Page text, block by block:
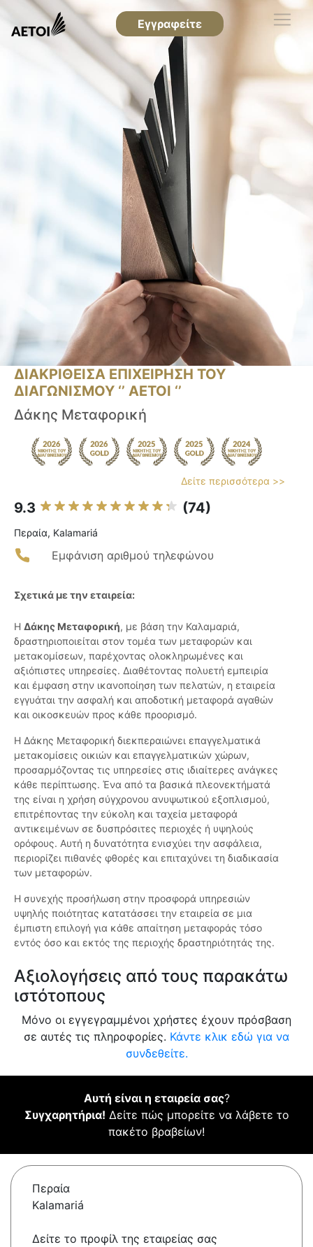
Εγγραφείτε
ΔΙΑΚΡΙΘΕΙΣΑ ΕΠΙΧΕΙΡΗΣΗ ΤΟΥ
ΔΙΑΓΩΝΙΣΜΟΥ ‘’ ΑΕΤΟΙ ‘’
Δάκης Μεταφορική
Δείτε περισσότερα >>
9.3 (74)
Περαία, Kalamariá
Εμφάνιση αριθμού τηλεφώνου
Σχετικά με την εταιρεία:
Η Δάκης Μεταφορική, με βάση την Καλαμαριά,
δραστηριοποιείται στον τομέα των μεταφορών και
μετακομίσεων, παρέχοντας ολοκληρωμένες και
αξιόπιστες υπηρεσίες. Διαθέτοντας πολυετή εμπειρία
και έμφαση στην ικανοποίηση των πελατών, η εταιρεία
εγγυάται την ασφαλή και αποδοτική μεταφορά αγαθών
και οικοσκευών προς κάθε προορισμό.
Η Δάκης Μεταφορική διεκπεραιώνει επαγγελματικά
μετακομίσεις οικιών και επαγγελματικών χώρων,
προσαρμόζοντας τις υπηρεσίες στις ιδιαίτερες ανάγκες
κάθε περίπτωσης. Ένα από τα βασικά πλεονεκτήματά
της είναι η χρήση σύγχρονου ανυψωτικού εξοπλισμού,
επιτρέποντας την εύκολη και ταχεία μεταφορά
αντικειμένων σε δυσπρόσιτες περιοχές ή υψηλούς
ορόφους. Αυτή η δυνατότητα ενισχύει την ασφάλεια,
περιορίζει πιθανές φθορές και επιταχύνει τη διαδικασία
των μεταφορών.
Η συνεχής προσήλωση στην προσφορά υπηρεσιών
υψηλής ποιότητας κατατάσσει την εταιρεία σε μια
έμπιστη επιλογή για κάθε απαίτηση μεταφοράς τόσο
εντός όσο και εκτός της περιοχής δραστηριότητάς της.
Αξιολογήσεις από τους παρακάτω
ιστότοπους
Μόνο οι εγγεγραμμένοι χρήστες έχουν πρόσβαση
σε αυτές τις πληροφορίες. Κάντε κλικ εδώ για να
συνδεθείτε.
Αυτή είναι η εταιρεία σας?
Συγχαρητήρια! Δείτε πώς μπορείτε να λάβετε το
πακέτο βραβείων!
Περαία
Kalamariá
Δείτε το προφίλ της εταιρείας σας